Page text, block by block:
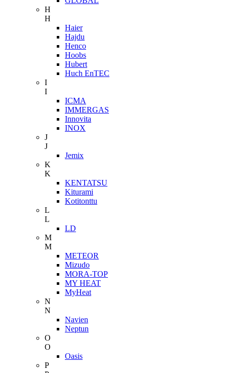
H
H
Haier
Hajdu
Henco
Hoobs
Hubert
Huch EnTEC
I
I
ICMA
IMMERGAS
Innovita
INOX
J
J
Jemix
K
K
KENTATSU
Kiturami
Kotitonttu
L
L
LD
M
M
METEOR
Mizudo
MORA-TOP
MY HEAT
MyHeat
N
N
Navien
Neptun
O
O
Oasis
P